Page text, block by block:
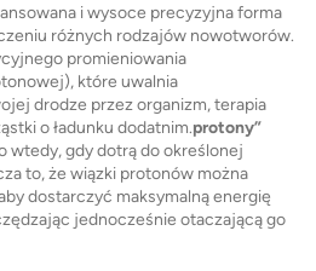
i wysoce precyzyjna forma
różnych rodzajów nowotworów.
promieniowania
które uwalnia
drodze przez organizm, terapia
o ładunku dodatnim.protony”
wtedy, gdy dotrą do określonej
to, że wiązki protonów można
dostarczyć maksymalną energię
jednocześnie otaczającą go